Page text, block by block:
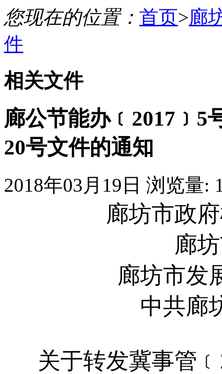
您现在的位置： 首页>廊
件
相关文件
廊公节能办﹝2017﹞5
20号文件的通知
2018年03月19日 浏览量:
廊坊市政
廊
廊坊市发
中共廊
关于转发冀事管 ﹝